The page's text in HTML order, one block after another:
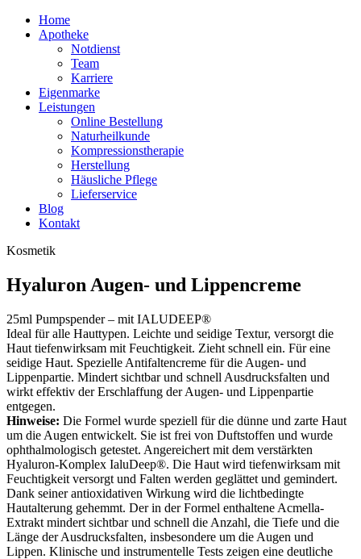
Home
Apotheke
Notdienst
Team
Karriere
Eigenmarke
Leistungen
Online Bestellung
Naturheilkunde
Kompressionstherapie
Herstellung
Häusliche Pflege
Lieferservice
Blog
Kontakt
Kosmetik
Hyaluron Augen- und Lippencreme
25ml Pumpspender – mit IALUDEEP®
Ideal für alle Hauttypen. Leichte und seidige Textur, versorgt die
Haut tiefenwirksam mit Feuchtigkeit. Zieht schnell ein. Für eine
seidige Haut. Spezielle Antifaltencreme für die Augen- und
Lippenpartie. Mindert sichtbar und schnell Ausdrucksfalten und
wirkt effektiv der Erschlaffung der Augen- und Lippenpartie
entgegen.
Hinweise: Die Formel wurde speziell für die dünne und zarte Haut
um die Augen entwickelt. Sie ist frei von Duftstoffen und wurde
ophthalmologisch getestet. Angereichert mit dem verstärkten
Hyaluron-Komplex IaluDeep®. Die Haut wird tiefenwirksam mit
Feuchtigkeit versorgt und Falten werden geglättet und gemindert.
Dank seiner antioxidativen Wirkung wird die lichtbedingte
Hautalterung gehemmt. Der in der Formel enthaltene Acmella-
Extrakt mindert sichtbar und schnell die Anzahl, die Tiefe und die
Länge der Ausdrucksfalten, insbesondere um die Augen und
Lippen. Klinische und instrumentelle Tests zeigen eine deutliche